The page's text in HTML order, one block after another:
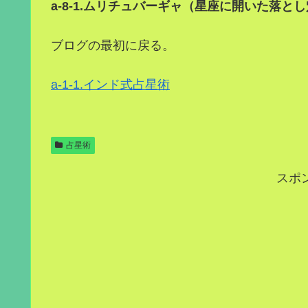
a-8-1.ムリチュバーギャ（星座に開いた落とし
ブログの最初に戻る。
a-1-1.インド式占星術
占星術
スポ